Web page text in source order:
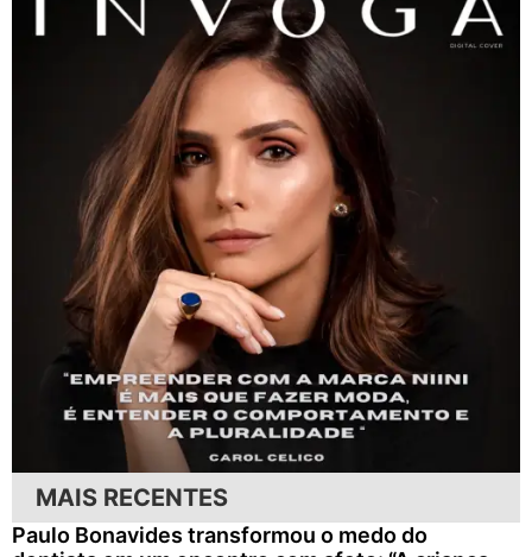
MAIS RECENTES
Paulo Bonavides transformou o medo do